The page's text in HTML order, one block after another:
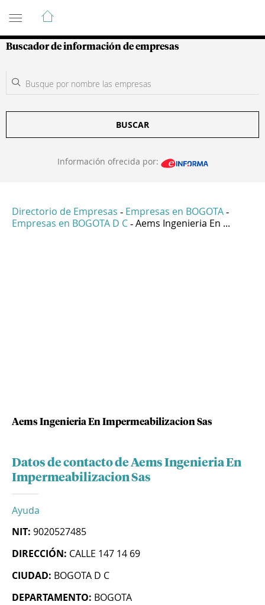
Guía de Empresas Colombianas
Buscador de información de empresas
BUSCAR
Información ofrecida por:
Directorio de Empresas - Empresas en BOGOTA -
Empresas en BOGOTA D C - Aems Ingenieria En ...
Aems Ingenieria En Impermeabilizacion Sas
Datos de contacto de Aems Ingenieria En
Impermeabilizacion Sas
Ayuda
NIT: 9020527485
DIRECCIÓN: CALLE 147 14 69
CIUDAD: BOGOTA D C
DEPARTAMENTO: BOGOTA